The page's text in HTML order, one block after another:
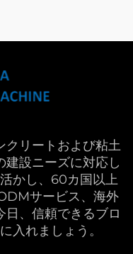
クリートおよび粘土
建設ニーズに対応し
かし、60カ国以上
サービス、海外
、信頼できるブロ
入れましょう。